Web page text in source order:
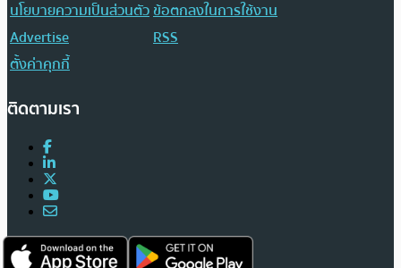
นโยบายความเป็นส่วนตัวข้อตกลงในการใช้งาน
Advertise
RSS
ตั้งค่าคุกกี้
ติดตามเรา